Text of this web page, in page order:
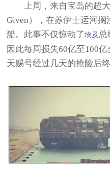
上周，来自宝岛的超
Given），在苏伊士运河
船。此事不仅惊动了埃及总
因此每周损失60亿至100
天赐号经过几天的抢险后